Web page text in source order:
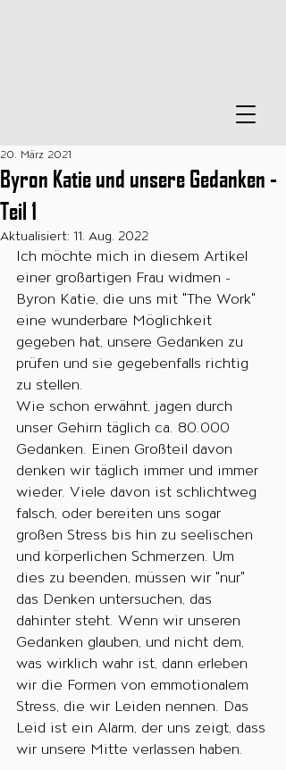
Byron Katie und unsere Gedanken -
Teil 1
20. März 2021
Aktualisiert: 11. Aug. 2022
Ich möchte mich in diesem Artikel
einer großartigen Frau widmen -
Byron Katie, die uns mit "The Work"
eine wunderbare Möglichkeit
gegeben hat, unsere Gedanken zu
prüfen und sie gegebenfalls richtig
zu stellen.
Wie schon erwähnt, jagen durch
unser Gehirn täglich ca. 80.000
Gedanken. Einen Großteil davon
denken wir täglich immer und immer
wieder. Viele davon ist schlichtweg
falsch, oder bereiten uns sogar
großen Stress bis hin zu seelischen
und körperlichen Schmerzen. Um
dies zu beenden, müssen wir "nur"
das Denken untersuchen, das
dahinter steht. Wenn wir unseren
Gedanken glauben, und nicht dem,
was wirklich wahr ist, dann erleben
wir die Formen von emmotionalem
Stress, die wir Leiden nennen. Das
Leid ist ein Alarm, der uns zeigt, dass
wir unsere Mitte verlassen haben.